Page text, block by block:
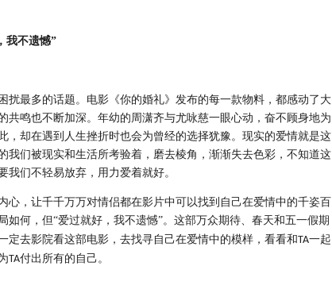
我不遗憾”
扰最多的话题。电影《你的婚礼》发布的每一款物料，都感动了大
共鸣也不断加深。年幼的周潇齐与尤咏慈一眼心动，奋不顾身地为
，却在遇到人生挫折时也会为曾经的选择犹豫。现实的爱情就是这
我们被现实和生活所考验着，磨去棱角，渐渐失去色彩，不知道这
们不轻易放弃，用力爱着就好。
心，让千千万万对情侣都在影片中可以找到自己在爱情中的千姿百
如何，但“爱过就好，我不遗憾”。这部万众期待、春天和五一假期
定去影院看这部电影，去找寻自己在爱情中的模样，看看和TA一起
TA付出所有的自己。